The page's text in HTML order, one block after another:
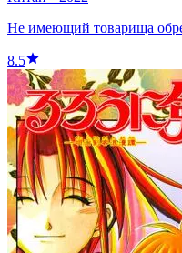
Не имеющий товарища
8.5